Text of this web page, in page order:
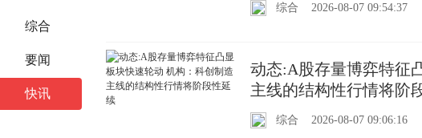
综合
要闻
快讯
综合 2026-08-07 09:54:37
动态:A股存量博弈特征
主线的结构性行情将阶
综合 2026-08-07 09:06:16